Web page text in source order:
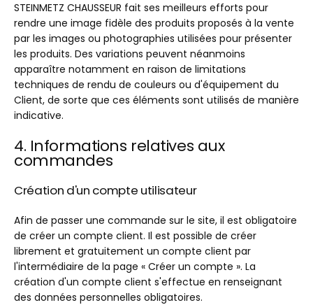
STEINMETZ CHAUSSEUR fait ses meilleurs efforts pour
rendre une image fidèle des produits proposés à la vente
par les images ou photographies utilisées pour présenter
les produits. Des variations peuvent néanmoins
apparaître notamment en raison de limitations
techniques de rendu de couleurs ou d'équipement du
Client, de sorte que ces éléments sont utilisés de manière
indicative.
4. Informations relatives aux
commandes
Création d'un compte utilisateur
Afin de passer une commande sur le site, il est obligatoire
de créer un compte client. Il est possible de créer
librement et gratuitement un compte client par
l'intermédiaire de la page « Créer un compte ». La
création d'un compte client s'effectue en renseignant
des données personnelles obligatoires.